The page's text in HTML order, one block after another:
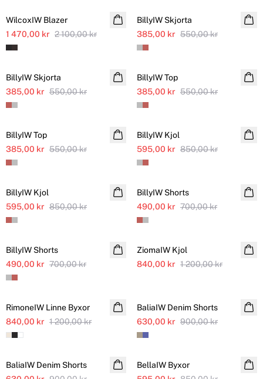
Ytterligare nedsatt
WilcoxIW Blazer
1 470,00 kr 2 100,00 kr
Ytterligare nedsatt
BillyIW Skjorta
385,00 kr 550,00 kr
Ytterligare nedsatt
SALE
BillyIW Skjorta
385,00 kr 550,00 kr
Ytterligare nedsatt
SALE
BillyIW Top
385,00 kr 550,00 kr
Ytterligare nedsatt
SALE
BillyIW Top
385,00 kr 550,00 kr
Ytterligare nedsatt
SALE
BillyIW Kjol
595,00 kr 850,00 kr
Ytterligare nedsatt
SALE
BillyIW Kjol
595,00 kr 850,00 kr
Ytterligare nedsatt
SALE
BillyIW Shorts
490,00 kr 700,00 kr
Ytterligare nedsatt
SALE
BillyIW Shorts
490,00 kr 700,00 kr
Ytterligare nedsatt
SALE
ZiomaIW Kjol
840,00 kr 1 200,00 kr
Ytterligare nedsatt
Linne
SALE
RimoneIW Linne Byxor
840,00 kr 1 200,00 kr
BaliaIW Denim Shorts
630,00 kr 900,00 kr
SALE
BaliaIW Denim Shorts
Ytterligare nedsatt
SALE
BellaIW Byxor